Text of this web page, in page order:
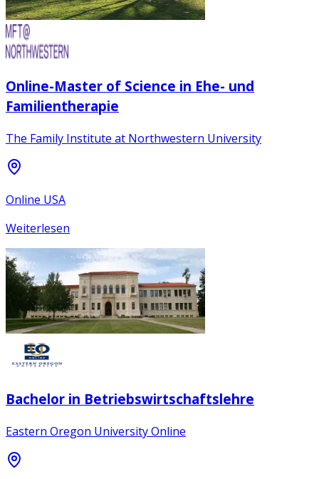
Online-Master of Science in Ehe- und
Familientherapie
The Family Institute at Northwestern University
Online USA
Weiterlesen
Bachelor in Betriebswirtschaftslehre
Eastern Oregon University Online